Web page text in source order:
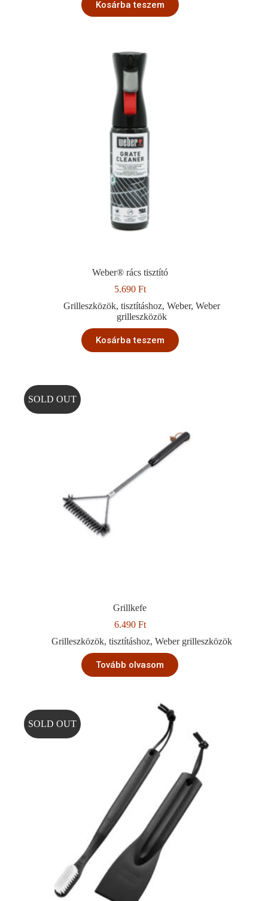
Kosárba teszem
Weber® rács tisztító
5.690 Ft
Grilleszközök,tisztításhoz,Weber,Weber
grilleszközök
Kosárba teszem
SOLD OUT
Grillkefe
6.490 Ft
Grilleszközök,tisztításhoz,Weber grilleszközök
Tovább olvasom
SOLD OUT